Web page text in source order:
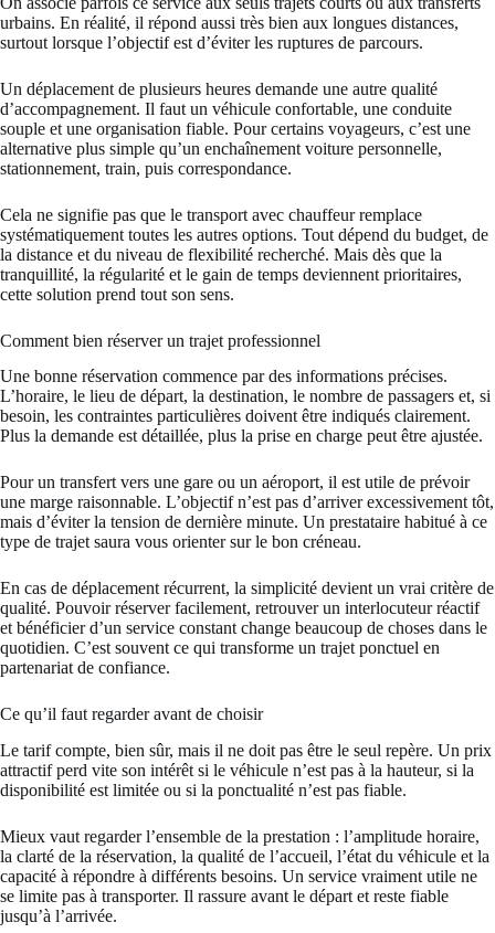
urbains. En réalité, il répond aussi très bien aux longues distances,
surtout lorsque l’objectif est d’éviter les ruptures de parcours.
Un déplacement de plusieurs heures demande une autre qualité
d’accompagnement. Il faut un véhicule confortable, une conduite
souple et une organisation fiable. Pour certains voyageurs, c’est une
alternative plus simple qu’un enchaînement voiture personnelle,
stationnement, train, puis correspondance.
Cela ne signifie pas que le transport avec chauffeur remplace
systématiquement toutes les autres options. Tout dépend du budget, de
la distance et du niveau de flexibilité recherché. Mais dès que la
tranquillité, la régularité et le gain de temps deviennent prioritaires,
cette solution prend tout son sens.
Comment bien réserver un trajet professionnel
Une bonne réservation commence par des informations précises.
L’horaire, le lieu de départ, la destination, le nombre de passagers et, si
besoin, les contraintes particulières doivent être indiqués clairement.
Plus la demande est détaillée, plus la prise en charge peut être ajustée.
Pour un transfert vers une gare ou un aéroport, il est utile de prévoir
une marge raisonnable. L’objectif n’est pas d’arriver excessivement tôt,
mais d’éviter la tension de dernière minute. Un prestataire habitué à ce
type de trajet saura vous orienter sur le bon créneau.
En cas de déplacement récurrent, la simplicité devient un vrai critère de
qualité. Pouvoirréserver facilement, retrouver un interlocuteur réactif
et bénéficier d’un service constant change beaucoup de choses dans le
quotidien. C’est souvent ce qui transforme un trajet ponctuel en
partenariat de confiance.
Ce qu’il faut regarder avant de choisir
Le tarif compte, bien sûr, mais il ne doit pas être le seul repère. Un prix
attractif perd vite son intérêt si le véhicule n’est pas à la hauteur, si la
disponibilité est limitée ou si la ponctualité n’est pas fiable.
Mieux vaut regarder l’ensemble de la prestation : l’amplitude horaire,
la clarté de la réservation, la qualité de l’accueil, l’état du véhicule et la
capacité à répondre à différents besoins. Un service vraiment utile ne
se limite pas à transporter. Il rassure avant le départ et reste fiable
jusqu’à l’arrivée.